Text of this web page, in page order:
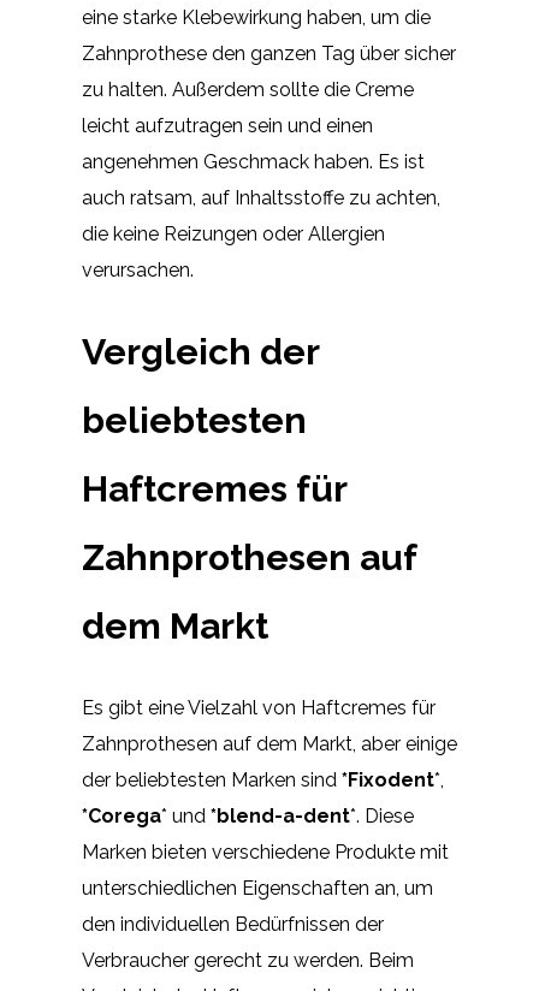
eine starke Klebewirkung haben, um die
Zahnprothese den ganzen Tag über sicher
zu halten. Außerdem sollte die Creme
leicht aufzutragen sein und einen
angenehmen Geschmack haben. Es ist
auch ratsam, auf Inhaltsstoffe zu achten,
die keine Reizungen oder Allergien
verursachen.
Vergleich der
beliebtesten
Haftcremes für
Zahnprothesen auf
dem Markt
Es gibt eine Vielzahl von Haftcremes für
Zahnprothesen auf dem Markt, aber einige
der beliebtesten Marken sind *Fixodent*,
*Corega* und *blend-a-dent*. Diese
Marken bieten verschiedene Produkte mit
unterschiedlichen Eigenschaften an, um
den individuellen Bedürfnissen der
Verbraucher gerecht zu werden. Beim